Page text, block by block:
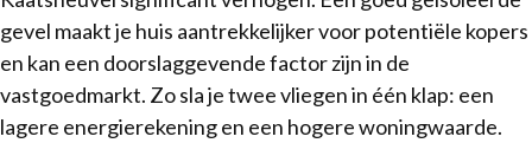
gevel maakt je huis aantrekkelijker voor potentiële kopers
en kan een doorslaggevende factor zijn in de
vastgoedmarkt. Zo sla je twee vliegen in één klap: een
lagere energierekening en een hogere woningwaarde.